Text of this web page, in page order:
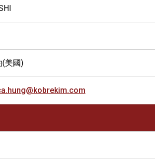
(美國)